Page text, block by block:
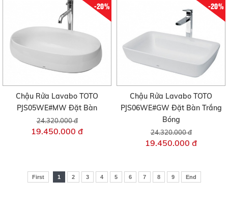
-20%
Chậu Rửa Lavabo TOTO
PJS05WE#MW Đặt Bàn
24.320.000 đ
19.450.000 đ
-20%
Chậu Rửa Lavabo TOTO
PJS06WE#GW Đặt Bàn Trắng
Bóng
24.320.000 đ
19.450.000 đ
First 1 2 3 4 5 6 7 8 9 End